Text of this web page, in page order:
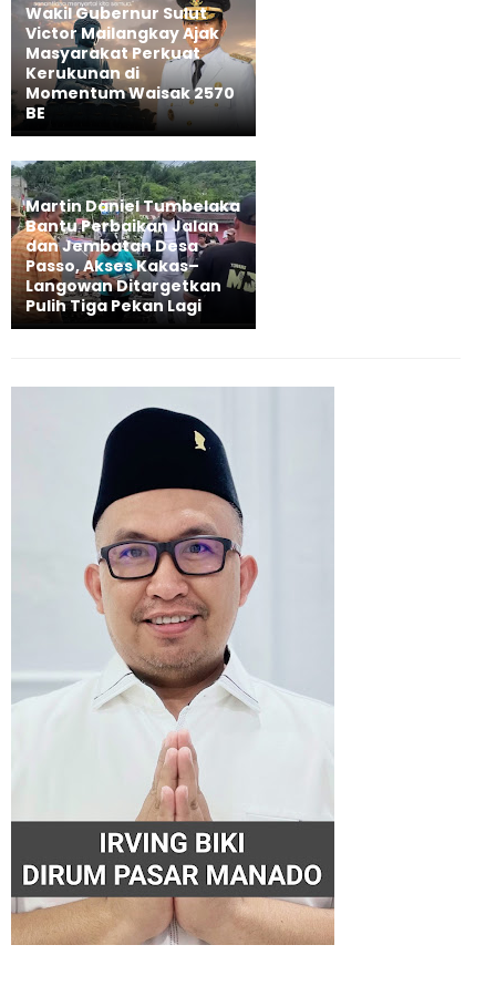
Wakil Gubernur Sulut
Victor Mailangkay Ajak
Masyarakat Perkuat
Kerukunan di
Momentum Waisak 2570
BE
Martin Daniel Tumbelaka
Bantu Perbaikan Jalan
dan Jembatan Desa
Passo, Akses Kakas–
Langowan Ditargetkan
Pulih Tiga Pekan Lagi